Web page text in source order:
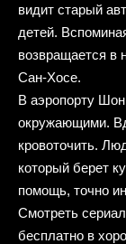
видит старый
детей.
возвращается в
Сан-Хосе.
В аэропорту
окружающими.
кровоточить.
который берет
помощь, точно
Смотреть
бесплатно в